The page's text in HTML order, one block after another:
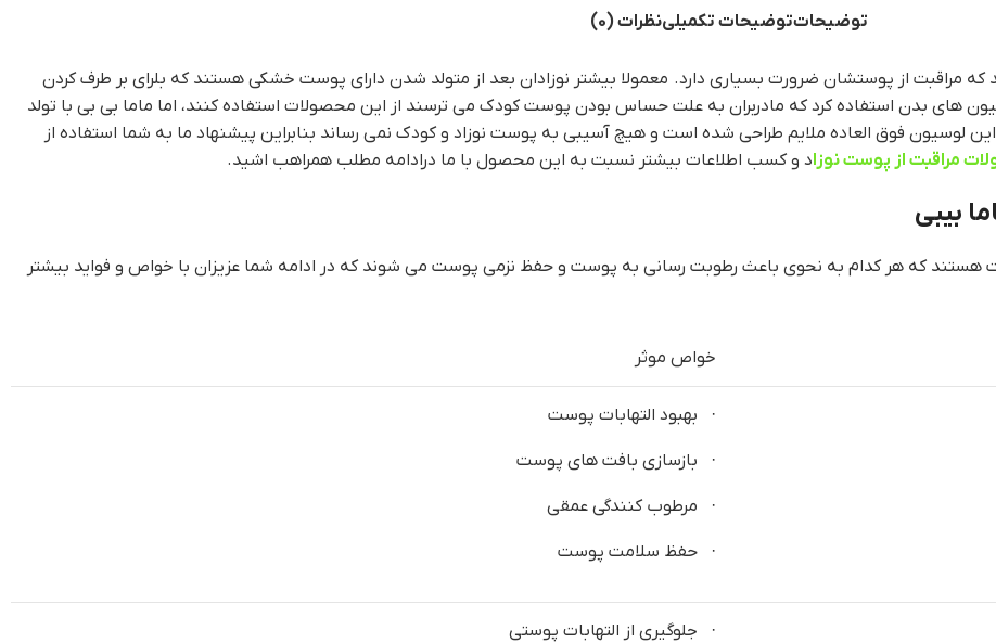
توضیحاتتوضیحات تکمیلینظرات (0)
مراقبت از پوستشان ضرورت بسیاری دارد. معمولا بیشتر نوزادان بعد از متولد شدن دارای پوست خشکی هستند که بلرای بر طرف کردن
های بدن استفاده کرد که مادربران به علت حساس بودن پوست کودک می ترسند از این محصولات استفاده کنند، اما ماما بی بی با تولد
لوسیون فوق العاده ملایم طراحی شده است و هیچ آسیبی به پوست نوزاد و کودک نمی رساند بنابراین پیشنهاد ما به شما استفاده از
مراقبت از پوست نوزاد و کسب اطلاعات بیشتر نسبت به این محصول با ما درادامه مطلب همراهب اشید.
بیبی
هستند که هر کدام به نحوی باعث رطوبت رسانی به پوست و حفظ نزمی پوست می شوند که در ادامه شما عزیزان با خواص و فواید بیشتر
خواص موثر
· بهبود التهابات پوست
· بازسازی بافت های پوست
· مرطوب کنندگی عمقی
· حفظ سلامت پوست
· جلوگیری از التهابات پوستی